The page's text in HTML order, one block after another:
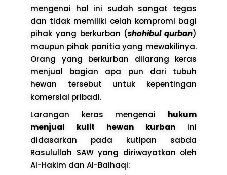
mengenai hal ini sudah sangat tegas
dan tidak memiliki celah kompromi bagi
pihak yang berkurban (shohibul qurban)
maupun pihak panitia yang mewakilinya.
Orang yang berkurban dilarang keras
menjual bagian apa pun dari tubuh
hewan tersebut untuk kepentingan
komersial pribadi.
Larangan keras mengenai hukum
menjual kulit hewan kurban ini
didasarkan pada kutipan sabda
Rasulullah SAW yang diriwayatkan oleh
Al-Hakim dan Al-Baihaqi: